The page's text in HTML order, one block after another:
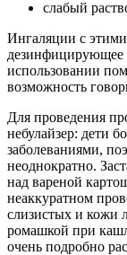
слабый
Ингаляции с
дезинфицирующее
использовании
возможность
Для проведения
небулайзер: дети
заболеваниями,
неоднократно.
над вареной
неаккуратном
слизистых и кожи
ромашкой при
очень подробно